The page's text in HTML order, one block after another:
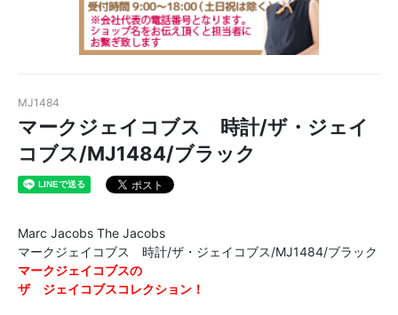
MJ1484
マークジェイコブス 時計/ザ・ジェイ
コブス/MJ1484/ブラック
Marc Jacobs The Jacobs
マークジェイコブス 時計/ザ・ジェイコブス/MJ1484/ブラック
マークジェイコブスの
ザ ジェイコブスコレクション！